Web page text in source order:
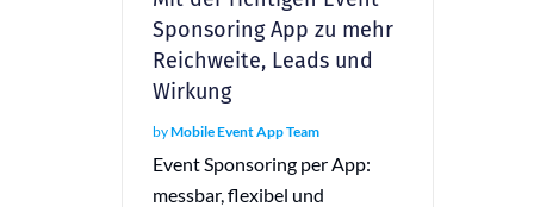
Sponsoring App zu mehr
Reichweite, Leads und
Wirkung
byMobile Event App Team
Event Sponsoring per App:
messbar, flexibel und